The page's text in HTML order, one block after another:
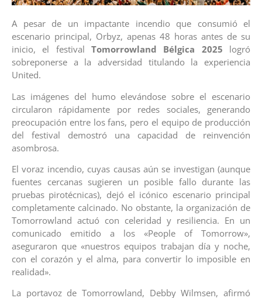
A pesar de un impactante incendio que consumió el
escenario principal, Orbyz, apenas 48 horas antes de su
inicio, el festival Tomorrowland Bélgica 2025 logró
sobreponerse a la adversidad titulando la experiencia
United.
Las imágenes del humo elevándose sobre el escenario
circularon rápidamente por redes sociales, generando
preocupación entre los fans, pero el equipo de producción
del festival demostró una capacidad de reinvención
asombrosa.
El voraz incendio, cuyas causas aún se investigan (aunque
fuentes cercanas sugieren un posible fallo durante las
pruebas pirotécnicas), dejó el icónico escenario principal
completamente calcinado. No obstante, la organización de
Tomorrowland actuó con celeridad y resiliencia. En un
comunicado emitido a los «People of Tomorrow»,
aseguraron que «nuestros equipos trabajan día y noche,
con el corazón y el alma, para convertir lo imposible en
realidad».
La portavoz de Tomorrowland, Debby Wilmsen, afirmó